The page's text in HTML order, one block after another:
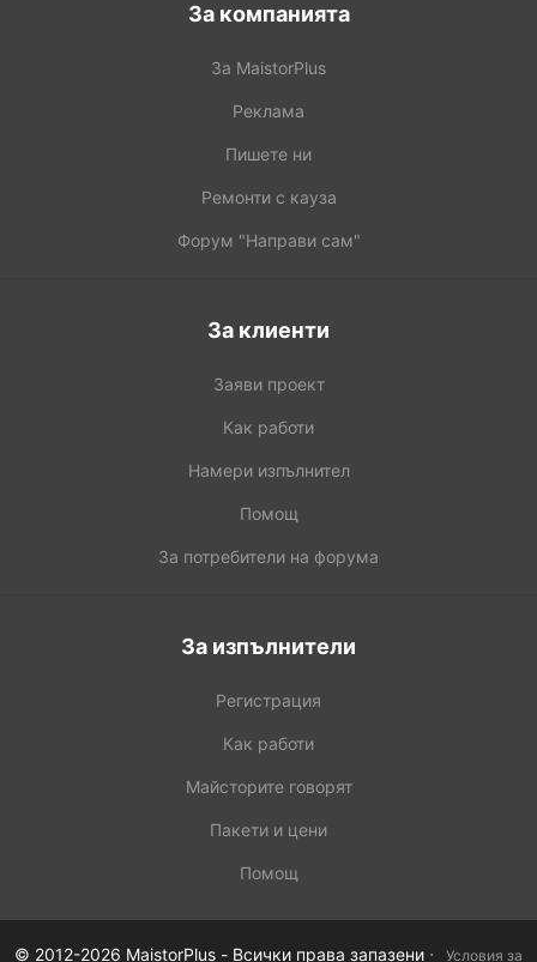
За компанията
За MaistorPlus
Реклама
Пишете ни
Ремонти с кауза
Форум "Направи сам"
За клиенти
Заяви проект
Как работи
Намери изпълнител
Помощ
За потребители на форума
За изпълнители
Регистрация
Как работи
Майсторите говорят
Пакети и цени
Помощ
© 2012-2026 MaistorPlus - Всички права запазени · Условия за